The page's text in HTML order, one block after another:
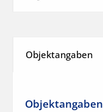
Objektangaben
Objektangaben